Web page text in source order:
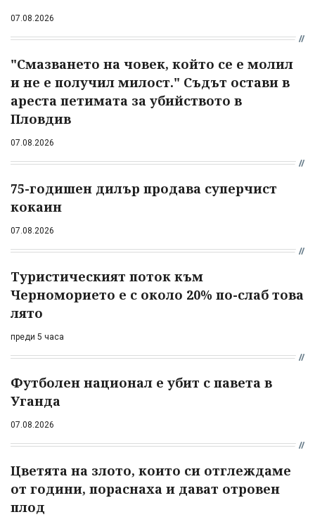
07.08.2026
"Смазването на човек, който се е молил
и не е получил милост." Съдът остави в
ареста петимата за убийството в
Пловдив
07.08.2026
75-годишен дилър продава суперчист
кокаин
07.08.2026
Туристическият поток към
Черноморието е с около 20% по-слаб това
лято
преди 5 часа
Футболен национал е убит с павета в
Уганда
07.08.2026
Цветята на злото, които си отглеждаме
от години, пораснаха и дават отровен
плод